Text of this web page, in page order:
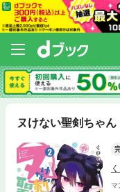
ヌけない聖剣ちゃん
マ